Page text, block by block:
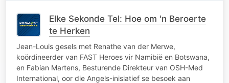
Elke Sekonde Tel: Hoe om 'n Beroerte
te Herken
Jean-Louis gesels met Renathe van der Merwe,
koördineerder van FAST Heroes vir Namibië en Botswana,
en Fabian Martens, Besturende Direkteur van OSH-Med
International, oor die Angels-inisiatief se besoek aan